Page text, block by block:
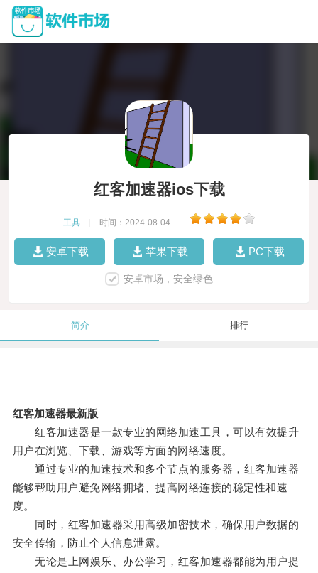
红客加速器ios下载
工具 时间：2024-08-04
安卓下载 苹果下载 PC下载
安卓市场，安全绿色
简介 排行
红客加速器最新版
红客加速器是一款专业的网络加速工具，可以有效提升
用户在浏览、下载、游戏等方面的网络速度。
通过专业的加速技术和多个节点的服务器，红客加速器
能够帮助用户避免网络拥堵、提高网络连接的稳定性和速
度。
同时，红客加速器采用高级加密技术，确保用户数据的
安全传输，防止个人信息泄露。
无论是上网娱乐、办公学习，红客加速器都能为用户提